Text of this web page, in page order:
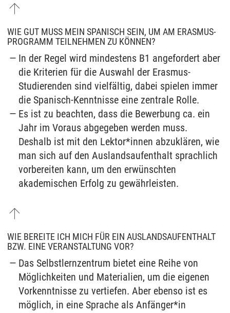
WIE GUT MUSS MEIN SPANISCH SEIN, UM AM ERASMUS-
PROGRAMM TEILNEHMEN ZU KÖNNEN?
In der Regel wird mindestens B1 angefordert aber
die Kriterien für die Auswahl der Erasmus-
Studierenden sind vielfältig, dabei spielen immer
die Spanisch-Kenntnisse eine zentrale Rolle.
Es ist zu beachten, dass die Bewerbung ca. ein
Jahr im Voraus abgegeben werden muss.
Deshalb ist mit den Lektor*innen abzuklären, wie
man sich auf den Auslandsaufenthalt sprachlich
vorbereiten kann, um den erwünschten
akademischen Erfolg zu gewährleisten.
WIE BEREITE ICH MICH FÜR EIN AUSLANDSAUFENTHALT
BZW. EINE VERANSTALTUNG VOR?
Das Selbstlernzentrum bietet eine Reihe von
Möglichkeiten und Materialien, um die eigenen
Vorkenntnisse zu vertiefen. Aber ebenso ist es
möglich, in eine Sprache als Anfänger*in